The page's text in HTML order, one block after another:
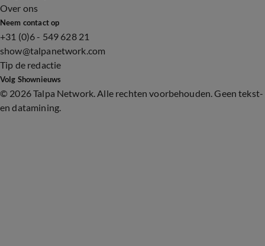
Over ons
Neem contact op
+31 (0)6 - 549 628 21
show@talpanetwork.com
Tip de redactie
Volg Shownieuws
© 2026 Talpa Network. Alle rechten voorbehouden. Geen tekst-
en datamining.